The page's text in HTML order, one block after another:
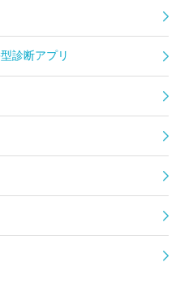
診断アプリ